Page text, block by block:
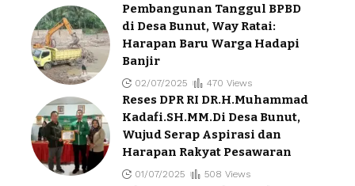
Pembangunan Tanggul BPBD
di Desa Bunut, Way Ratai:
Harapan Baru Warga Hadapi
Banjir
02/07/2025 470 Views
Reses DPR RI DR.H.Muhammad
Kadafi.SH.MM.Di Desa Bunut,
Wujud Serap Aspirasi dan
Harapan Rakyat Pesawaran
01/07/2025 508 Views